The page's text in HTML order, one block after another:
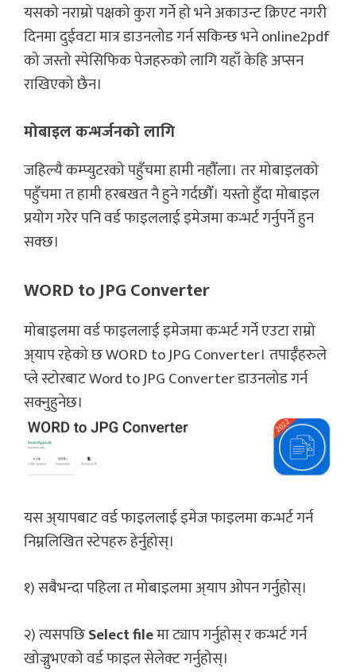
यसको नराम्रो पक्षको कुरा गर्ने हो भने अकाउन्ट क्रिएट नगरी
दिनमा दुईवटा मात्र डाउनलोड गर्न सकिन्छ भने online2pdf
को जस्तो स्पेसिफिक पेजहरुको लागि यहाँ केहि अप्सन
राखिएको छैन।
मोबाइल कन्भर्जनको लागि
जहिल्यै कम्प्युटरको पहुँचमा हामी नहौँला। तर मोबाइलको
पहुँचमा त हामी हरबखत नै हुने गर्दछौँ। यस्तो हुँदा मोबाइल
प्रयोग गरेर पनि वर्ड फाइललाई इमेजमा कन्भर्ट गर्नुपर्ने हुन
सक्छ।
WORD to JPG Converter
मोबाइलमा वर्ड फाइललाई इमेजमा कन्भर्ट गर्ने एउटा राम्रो
अ्याप रहेको छ WORD to JPG Converter। तपाईँहरुले
प्ले स्टोरबाट Word to JPG Converter डाउनलोड गर्न
सक्नुहुनेछ।
यस अ्यापबाट वर्ड फाइललाई इमेज फाइलमा कन्भर्ट गर्न
निम्नलिखित स्टेपहरु हेर्नुहोस्।
१) सबैभन्दा पहिला त मोबाइलमा अ्याप ओपन गर्नुहोस्।
२) त्यसपछिSelect fileमा ट्याप गर्नुहोस् र कन्भर्ट गर्न
खोज्नुभएको वर्ड फाइल सेलेक्ट गर्नुहोस्।